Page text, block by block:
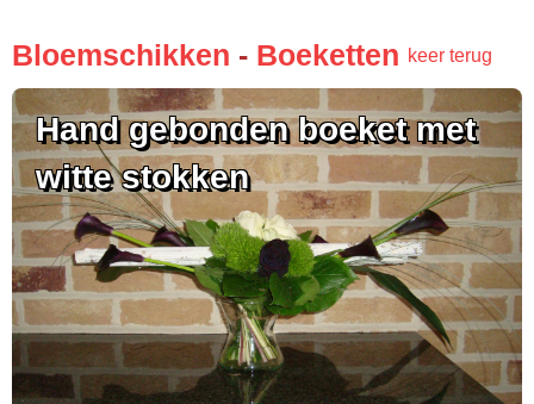
keer terug
Bloemschikken - Boeketten
Hand gebonden boeket met
witte stokken